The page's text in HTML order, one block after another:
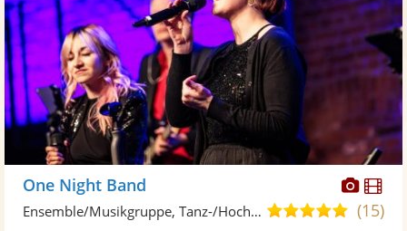
One Night Band
4,9(15)
Ensemble/Musikgruppe, Tanz-/Hochzeitsband